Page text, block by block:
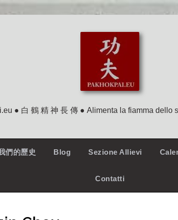
● 白 鶴 精 神 長 傳 ● Alimenta la fiamma dello
們的歷史 Blog Sezione Allievi
Contatti